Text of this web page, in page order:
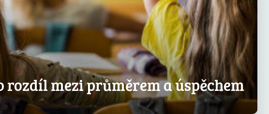
mezi průměrem a úspěchem